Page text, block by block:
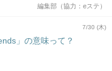
編集部（協力：eステ）
7/30 (木)
」の意味って？